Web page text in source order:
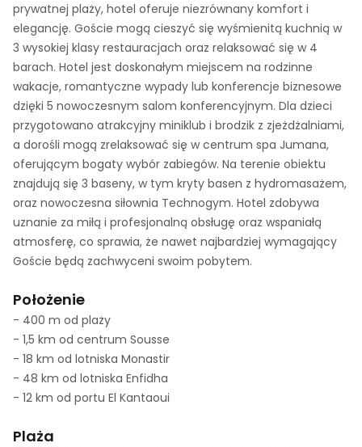
prywatnej plaży, hotel oferuje niezrównany komfort i
elegancję. Goście mogą cieszyć się wyśmienitą kuchnią w
3 wysokiej klasy restauracjach oraz relaksować się w 4
barach. Hotel jest doskonałym miejscem na rodzinne
wakacje, romantyczne wypady lub konferencje biznesowe
dzięki 5 nowoczesnym salom konferencyjnym. Dla dzieci
przygotowano atrakcyjny miniklub i brodzik z zjeżdżalniami,
a dorośli mogą zrelaksować się w centrum spa Jumana,
oferującym bogaty wybór zabiegów. Na terenie obiektu
znajdują się 3 baseny, w tym kryty basen z hydromasażem,
oraz nowoczesna siłownia Technogym. Hotel zdobywa
uznanie za miłą i profesjonalną obsługę oraz wspaniałą
atmosferę, co sprawia, że nawet najbardziej wymagający
Goście będą zachwyceni swoim pobytem.
Położenie
- 400 m od plaży
- 1,5 km od centrum Sousse
- 18 km od lotniska Monastir
- 48 km od lotniska Enfidha
- 12 km od portu El Kantaoui
Plaża